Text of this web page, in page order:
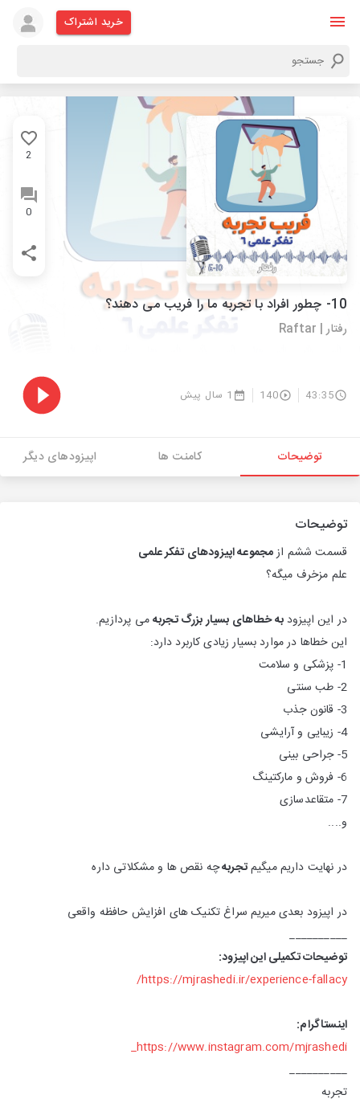
خرید اشتراک
2
0
10- چطور افراد با تجربه ما را فریب می دهند؟
رفتار | Raftar
43:35
140 1 سال پیش
توضیحات کامنت ها اپیزودهای دیگر
توضیحات
قسمت ششم ازمجموعه اپیزودهای تفکر علمی
علم مزخرف میگه؟
در این اپیزودبه خطاهای بسیار بزرگ تجربهمی پردازیم.
این خطاها در موارد بسیار زیادی کاربرد دارد:
1- پزشکی و سلامت
2- طب سنتی
3- قانون جذب
4- زیبایی و آرایشی
5- جراحی بینی
6- فروش و مارکتینگ
7- متقاعدسازی
و....
در نهایت داریم میگیمتجربهچه نقص ها و مشکلاتی داره
در اپیزود بعدی میریم سراغ تکنیک های افزایش حافظه واقعی
__________
توضیحات تکمیلی این اپیزود:
https://mjrashedi.ir/experience-fallacy/
اینستاگرام:
https://www.instagram.com/mjrashedi_
__________
تجربه